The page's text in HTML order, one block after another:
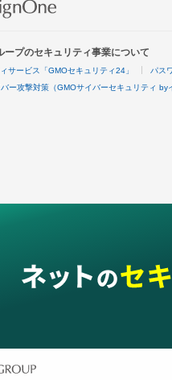
ープのセキュリティ事業について
サービス「GMOセキュリティ24」 パス
ー攻撃対策（GMOサイバーセキュリティ by